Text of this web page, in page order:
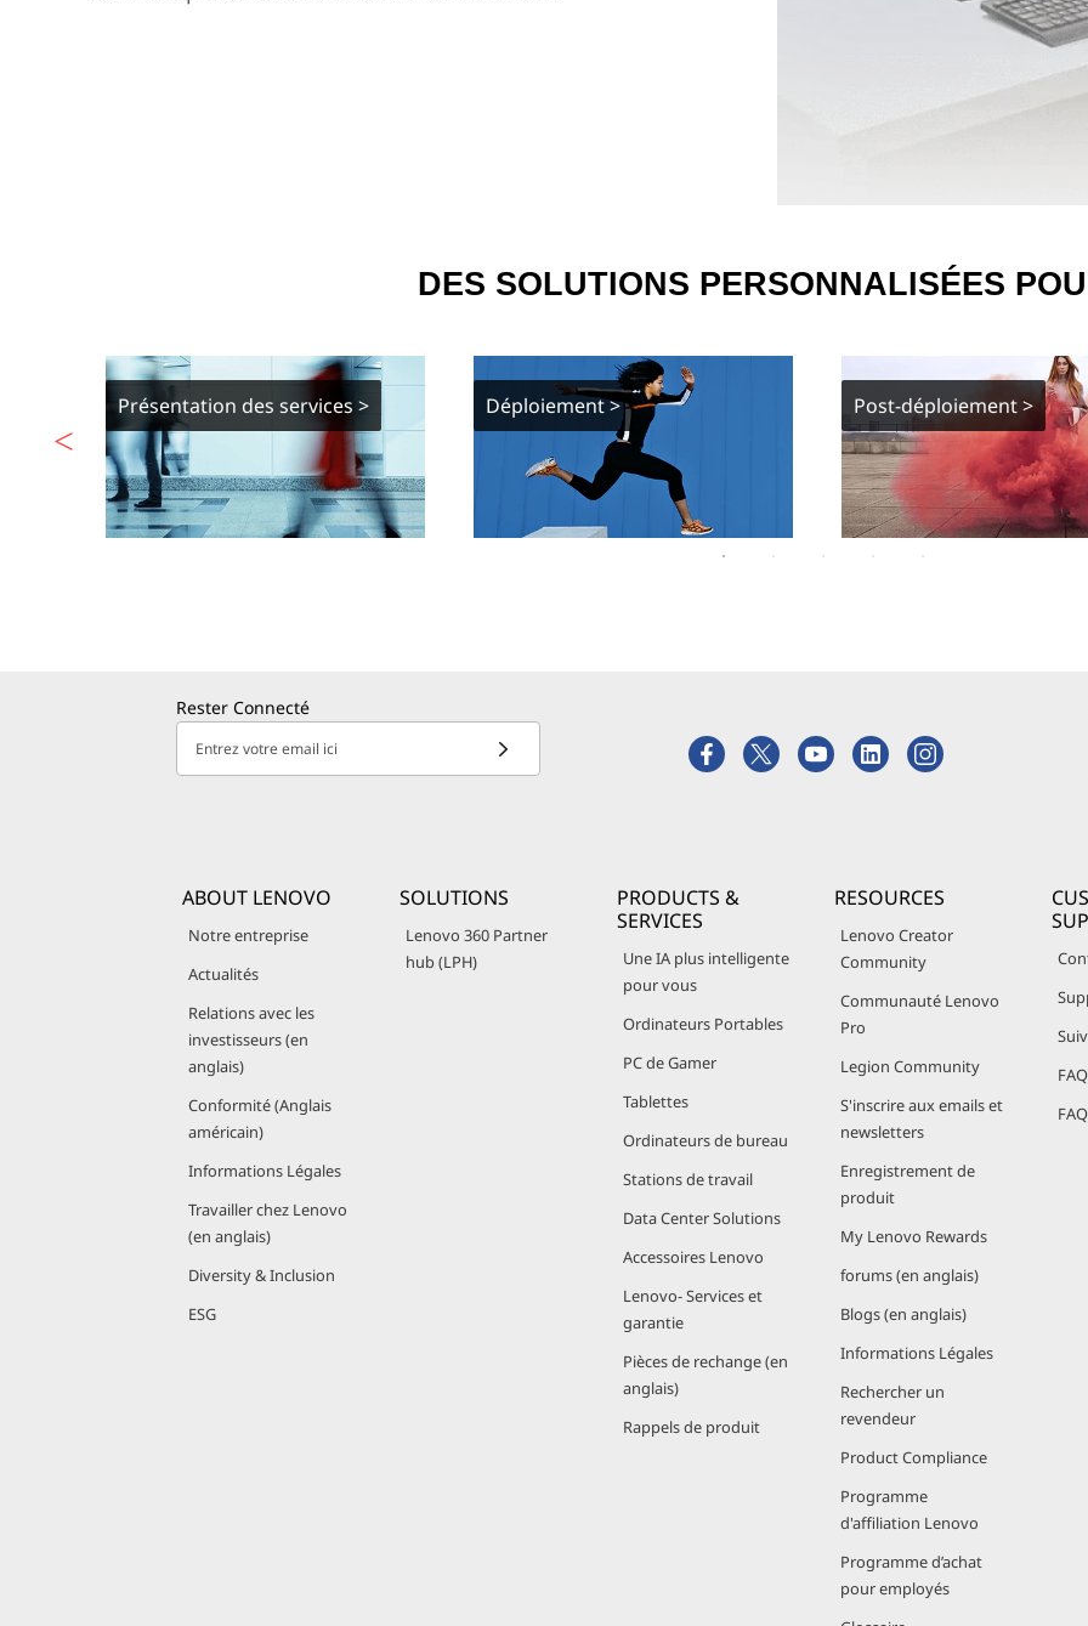
DES SOLUTIONS PERSONNALISÉES
Présentation des services > Déploiement > Post-déploiement >
Rester Connecté
Entrez votre email ici
ABOUT LENOVO
Notre entreprise
Actualités
Relations avec les
investisseurs (en
anglais)
Conformité (Anglais
américain)
Informations Légales
Travailler chez Lenovo
(en anglais)
Diversity & Inclusion
ESG
SOLUTIONS
Lenovo 360 Partner
hub (LPH)
PRODUCTS &
SERVICES
Une IA plus intelligente
pour vous
Ordinateurs Portables
PC de Gamer
Tablettes
Ordinateurs de bureau
Stations de travail
Data Center Solutions
Accessoires Lenovo
Lenovo- Services et
garantie
Pièces de rechange (en
anglais)
Rappels de produit
RESOURCES
Lenovo Creator
Community
Communauté Lenovo
Pro
Legion Community
S'inscrire aux emails et
newsletters
Enregistrement de
produit
My Lenovo Rewards
forums (en anglais)
Blogs (en anglais)
Informations Légales
Rechercher un
revendeur
Product Compliance
Programme
d'affiliation Lenovo
Programme d’achat
pour employés